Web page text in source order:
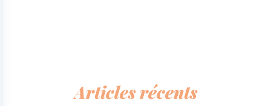
Articles récents